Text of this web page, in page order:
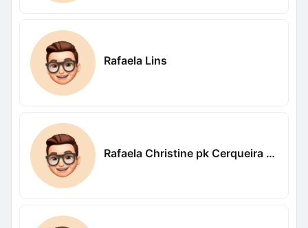
Rafaela Lins
Rafaela Christine pk Cerqueira Bicalho